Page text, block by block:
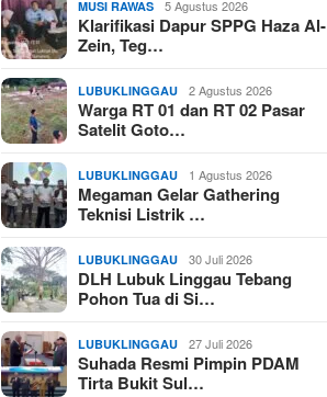
MUSI RAWAS 5 Agustus 2026
Klarifikasi Dapur SPPG Haza Al-
Zein, Teg…
LUBUKLINGGAU 2 Agustus 2026
Warga RT 01 dan RT 02 Pasar
Satelit Goto…
LUBUKLINGGAU 1 Agustus 2026
Megaman Gelar Gathering
Teknisi Listrik …
LUBUKLINGGAU 30 Juli 2026
DLH Lubuk Linggau Tebang
Pohon Tua di Si…
LUBUKLINGGAU 27 Juli 2026
Suhada Resmi Pimpin PDAM
Tirta Bukit Sul…